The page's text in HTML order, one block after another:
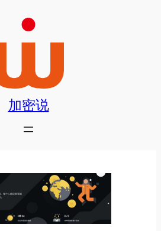
加密说